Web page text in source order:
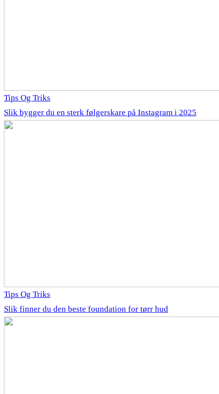
Tips Og Triks
Slik bygger du en sterk følgerskare på Instagram i 2025
Tips Og Triks
Slik finner du den beste foundation for tørr hud